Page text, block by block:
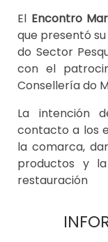
El Encontro
que presentó
do Sector
con el
Consellería do
La intención
contacto a los
la comarca,
productos y
restauración